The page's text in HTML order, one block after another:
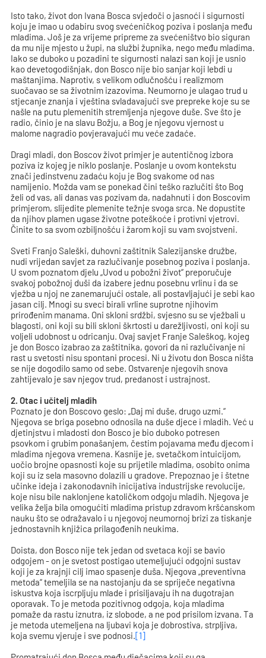
Isto tako, život don Ivana Bosca svjedoči o jasnoći i sigurnosti
koju je imao u odabiru svog svećeničkog poziva i poslanja među
mladima. Još je za vrijeme pripreme za svećeništvo bio siguran
da mu nije mjesto u župi, na službi župnika, nego među mladima.
Iako se duboko u pozadini te sigurnosti nalazi san koji je usnio
kao devetogodišnjak, don Bosco nije bio sanjar koji lebdi u
maštanjima. Naprotiv, s velikom odlučnošću i realizmom
suočavao se sa životnim izazovima. Neumorno je ulagao trud u
stjecanje znanja i vještina svladavajući sve prepreke koje su se
našle na putu plemenitih stremljenja njegove duše. Sve što je
radio, činio je na slavu Božju, a Bog je njegovu vjernost u
malome nagradio povjeravajući mu veće zadaće.
Dragi mladi, don Boscov život primjer je autentičnog izbora
poziva iz kojeg je niklo poslanje. Poslanje u ovom kontekstu
znači jedinstvenu zadaću koju je Bog svakome od nas
namijenio. Možda vam se ponekad čini teško razlučiti što Bog
želi od vas, ali danas vas pozivam da, nadahnuti i don Boscovim
primjerom, slijedite plemenite težnje svoga srca. Ne dopustite
da njihov plamen ugase životne poteškoće i protivni vjetrovi.
Činite to sa svom ozbiljnošću i žarom koji su vam svojstveni.
Sveti Franjo Saleški, duhovni zaštitnik Salezijanske družbe,
nudi vrijedan savjet za razlučivanje posebnog poziva i poslanja.
U svom poznatom djelu „Uvod u pobožni život“ preporučuje
svakoj pobožnoj duši da izabere jednu posebnu vrlinu i da se
vježba u njoj ne zanemarujući ostale, ali postavljajući je sebi kao
jasan cilj. Mnogi su sveci birali vrline suprotne njihovim
prirođenim manama. Oni skloni srdžbi, svjesno su se vježbali u
blagosti, oni koji su bili skloni škrtosti u darežljivosti, oni koji su
voljeli udobnost u odricanju. Ovaj savjet Franje Saleškog, kojeg
je don Bosco izabrao za zaštitnika, govori da ni razlučivanje ni
rast u svetosti nisu spontani procesi. Ni u životu don Bosca ništa
se nije dogodilo samo od sebe. Ostvarenje njegovih snova
zahtijevalo je sav njegov trud, predanost i ustrajnost.
2. Otac i učitelj mladih
Poznato je don Boscovo geslo: „Daj mi duše, drugo uzmi.“
Njegova se briga posebno odnosila na duše djece i mladih. Već u
djetinjstvu i mladosti don Bosco je bio duboko potresen
psovkom i grubim ponašanjem, čestim pojavama među djecom i
mladima njegova vremena. Kasnije je, svetačkom intuicijom,
uočio brojne opasnosti koje su prijetile mladima, osobito onima
koji su iz sela masovno dolazili u gradove. Prepoznao je i štetne
učinke ideja i zakonodavnih inicijativa industrijske revolucije,
koje nisu bile naklonjene katoličkom odgoju mladih. Njegova je
velika želja bila omogućiti mladima pristup zdravom kršćanskom
nauku što se odražavalo i u njegovoj neumornoj brizi za tiskanje
jednostavnih knjižica prilagođenih neukima.
Doista, don Bosco nije tek jedan od svetaca koji se bavio
odgojem- on je svetost postigao utemeljujući odgojni sustav
koji je za krajnji cilj imao spasenje duša. Njegova „preventivna
metoda“ temeljila se na nastojanju da se spriječe negativna
iskustva koja iscrpljuju mlade i prisiljavaju ih na dugotrajan
oporavak. To je metoda pozitivnog odgoja, koja mladima
pomaže da rastu iznutra, iz slobode, a ne pod prisilom izvana. Ta
je metoda utemeljena na ljubavi koja je dobrostiva, strpljiva,
koja svemu vjeruje i sve podnosi.[1]